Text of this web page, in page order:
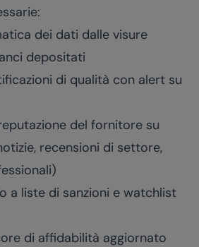
dei dati dalle visure
depositati
di qualità con alert su
del fornitore su
recensioni di settore,
a liste di sanzioni e watchlist
di affidabilità aggiornato